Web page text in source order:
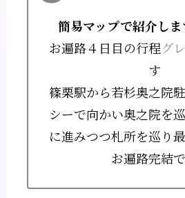
簡易マップで紹介し
お遍路４日目の行程グ
す
篠栗駅から若杉奥之院
シーで向かい奥之院を
に進みつつ札所を巡り
お遍路完結